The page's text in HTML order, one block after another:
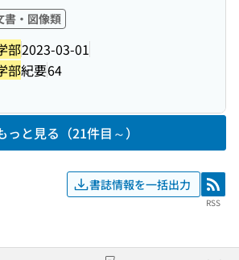
書・図像類
部2023-03-01
部紀要64
っと見る（21件目～）
書誌情報を一括出力 RSS
RSS